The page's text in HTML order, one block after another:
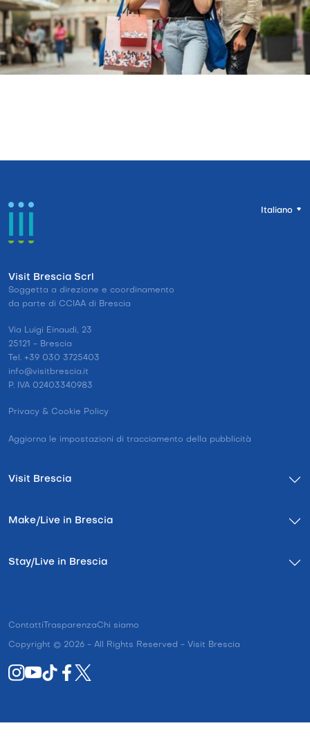
Italiano
Visit Brescia Scrl
Soggetta a direzione e coordinamento
da parte di CCIAA di Brescia
Via Luigi Einaudi, 23
25121 - Brescia
Tel. +39 030 3725403
info@visitbrescia.it
P. IVA 02403340983
Privacy & Cookie Policy
Aggiorna le impostazioni di tracciamento della pubblicità
Visit Brescia
Make/Live in Brescia
Stay/Live in Brescia
Contatti TrasparenzaChi siamo
Copyright © 2026 - All Rights Reserved - Visit Brescia